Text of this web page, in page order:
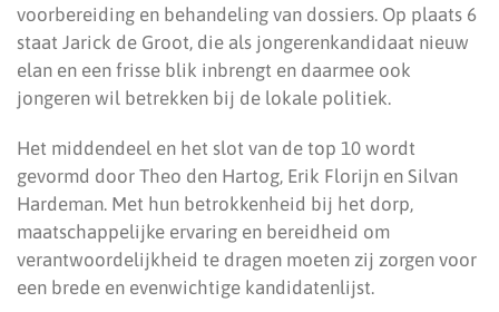
voorbereiding en behandeling van dossiers. Op plaats 6
staat Jarick de Groot, die als jongerenkandidaat nieuw
elan en een frisse blik inbrengt en daarmee ook
jongeren wil betrekken bij de lokale politiek.
Het middendeel en het slot van de top 10 wordt
gevormd door Theo den Hartog, Erik Florijn en Silvan
Hardeman. Met hun betrokkenheid bij het dorp,
maatschappelijke ervaring en bereidheid om
verantwoordelijkheid te dragen moeten zij zorgen voor
een brede en evenwichtige kandidatenlijst.